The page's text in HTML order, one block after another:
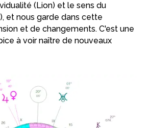
(Lion) et le sens du
et nous garde dans cette
et de changements. C'est une
à voir naître de nouveaux